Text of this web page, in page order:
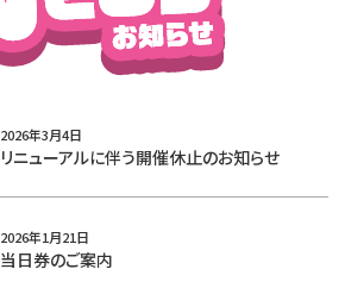
2026年3月4日
リニューアルに伴う開催休止のお知らせ
2026年1月21日
当日券のご案内